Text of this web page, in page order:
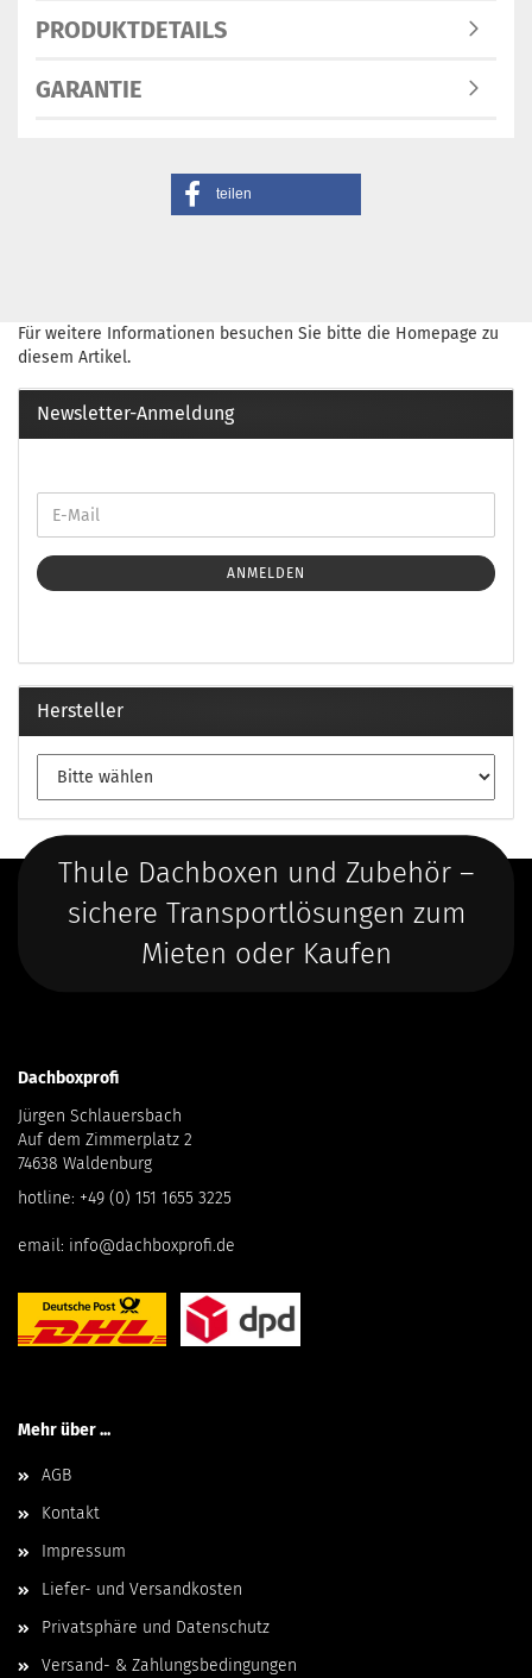
PRODUKTDETAILS
GARANTIE
teilen
Für weitere Informationen besuchen Sie bitte die Homepage zu
diesem Artikel.
Newsletter-Anmeldung
ANMELDEN
Hersteller
Thule Dachboxen und Zubehör –
sichere Transportlösungen zum
Mieten oder Kaufen
Dachboxprofi
Jürgen Schlauersbach
Auf dem Zimmerplatz 2
74638 Waldenburg
hotline: +49 (0) 151 1655 3225
email: info@dachboxprofi.de
Mehr über ...
AGB
Kontakt
Impressum
Liefer- und Versandkosten
Privatsphäre und Datenschutz
Versand- & Zahlungsbedingungen